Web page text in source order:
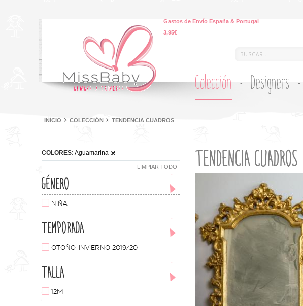
Gastos de Envío España & Portugal
3,95€
Colección Designers
INICIO COLECCIÓN TENDENCIA CUADROS
COLORES: Aguamarina
LIMPIAR TODO
GÉNERO
NIÑA
TEMPORADA
OTOÑO-INVIERNO 2019/20
TALLA
12M
TENDENCIA CUADROS